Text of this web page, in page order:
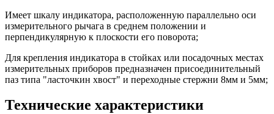
Имеет шкалу индикатора, расположенную параллельно оси
измерительного рычага в среднем положении и
перпендикулярную к плоскости его поворота;
Для крепления индикатора в стойках или посадочных местах
измерительных приборов предназначен присоединительный
паз типа "ласточкин хвост" и переходные стержни 8мм и 5мм;
Технические характеристики